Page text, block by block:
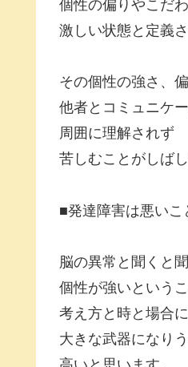
個性の偏りやこだ
激しい状態と定義
その個性の強さ、
他者とコミュニケ
周囲に理解されず
苦しむことがしば
■発達障害は悪いこ
脳の異常と聞くと
個性が強いという
考え方と時と場合
大きな武器になり